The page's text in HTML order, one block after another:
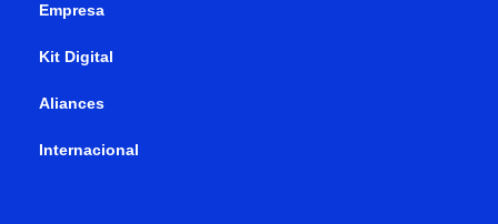
Empresa
Kit Digital
Aliances
Internacional